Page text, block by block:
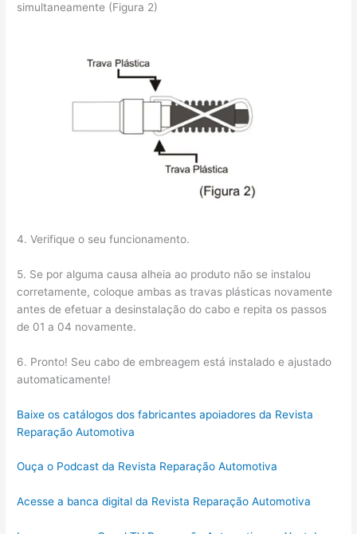
simultaneamente (Figura 2)
4. Verifique o seu funcionamento.
5. Se por alguma causa alheia ao produto não se instalou
corretamente, coloque ambas as travas plásticas novamente
antes de efetuar a desinstalação do cabo e repita os passos
de 01 a 04 novamente.
6. Pronto! Seu cabo de embreagem está instalado e ajustado
automaticamente!
Baixe os catálogos dos fabricantes apoiadores da Revista
Reparação Automotiva
Ouça o Podcast da Revista Reparação Automotiva
Acesse a banca digital da Revista Reparação Automotiva